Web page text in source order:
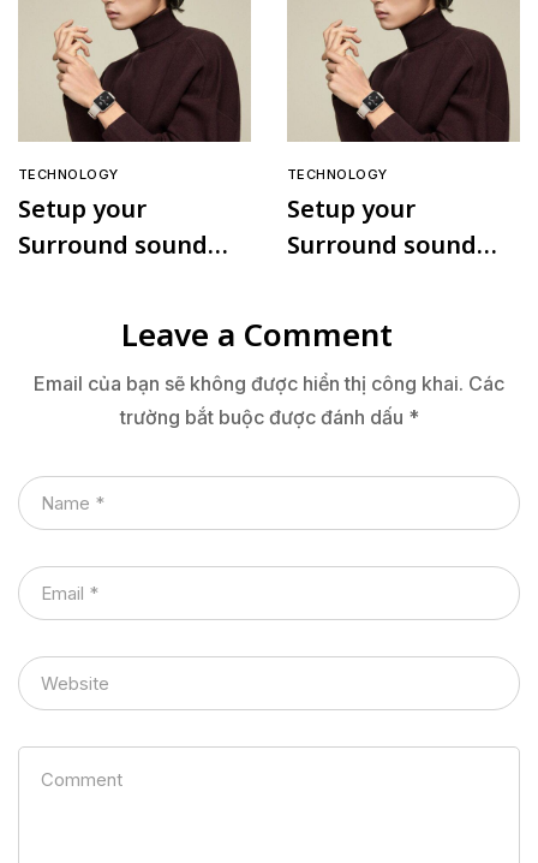
TECHNOLOGY
Setup your
Surround sound
TECHNOLOGY
Setup your
Surround sound
Leave a Comment
Email của bạn sẽ không được hiển thị công khai. Các
trường bắt buộc được đánh dấu *